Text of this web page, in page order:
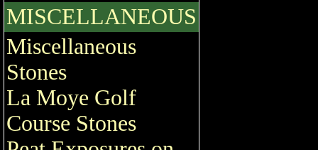
MISCELLANEOUS
Miscellaneous
Stones
La Moye Golf
Course Stones